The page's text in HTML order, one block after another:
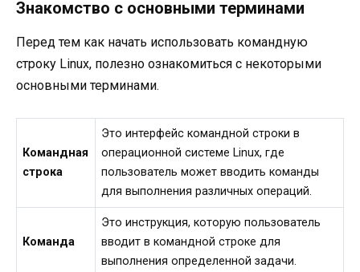
Знакомство с основными терминами
Перед тем как начать использовать командную
строку Linux, полезно ознакомиться с некоторыми
основными терминами.
Командная
строка
Это интерфейс командной строки в
операционной системе Linux, где
пользователь может вводить команды
для выполнения различных операций.
Команда
Это инструкция, которую пользователь
вводит в командной строке для
выполнения определенной задачи.